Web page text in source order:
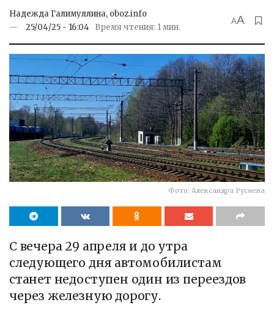
Надежда Галимуллина, oboz.info
25/04/25 - 16:04 Время чтения: 1 мин.
AA
Фото: Александра Русяева
С вечера 29 апреля и до утра
следующего дня автомобилистам
станет недоступен один из переездов
через железную дорогу.